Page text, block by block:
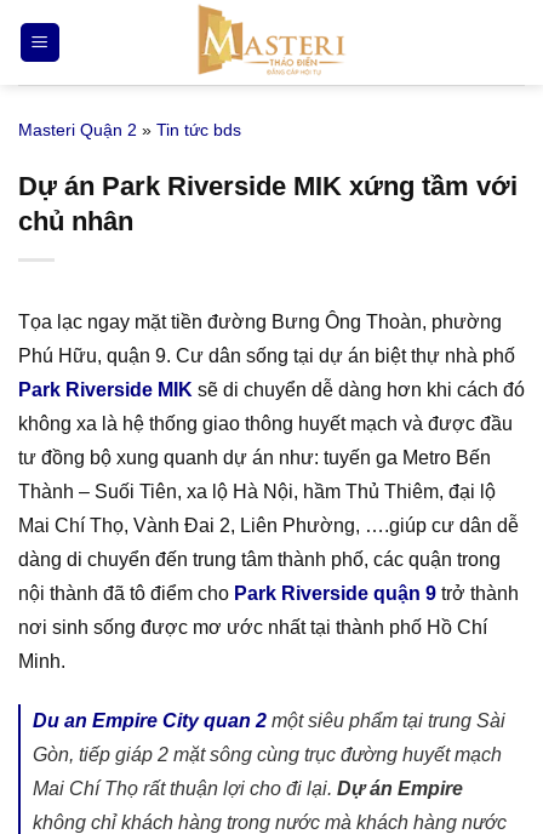
qua
nội
Masteri Quận 2 » Tin tức bds
Dự án Park Riverside MIK xứng tầm với
chủ nhân
Tọa lạc ngay mặt tiền đường Bưng Ông Thoàn, phường
Phú Hữu, quận 9. Cư dân sống tại dự án biệt thự nhà phố
Park Riverside MIK sẽ di chuyển dễ dàng hơn khi cách đó
không xa là hệ thống giao thông huyết mạch và được đầu
tư đồng bộ xung quanh dự án như: tuyến ga Metro Bến
Thành – Suối Tiên, xa lộ Hà Nội, hầm Thủ Thiêm, đại lộ
Mai Chí Thọ, Vành Đai 2, Liên Phường, ….giúp cư dân dễ
dàng di chuyển đến trung tâm thành phố, các quận trong
nội thành đã tô điểm cho Park Riverside quận 9 trở thành
nơi sinh sống được mơ ước nhất tại thành phố Hồ Chí
Minh.
Du an Empire City quan 2 một siêu phẩm tại trung Sài
Gòn, tiếp giáp 2 mặt sông cùng trục đường huyết mạch
Mai Chí Thọ rất thuận lợi cho đi lại. Dự án Empire
không chỉ khách hàng trong nước mà khách hàng nước